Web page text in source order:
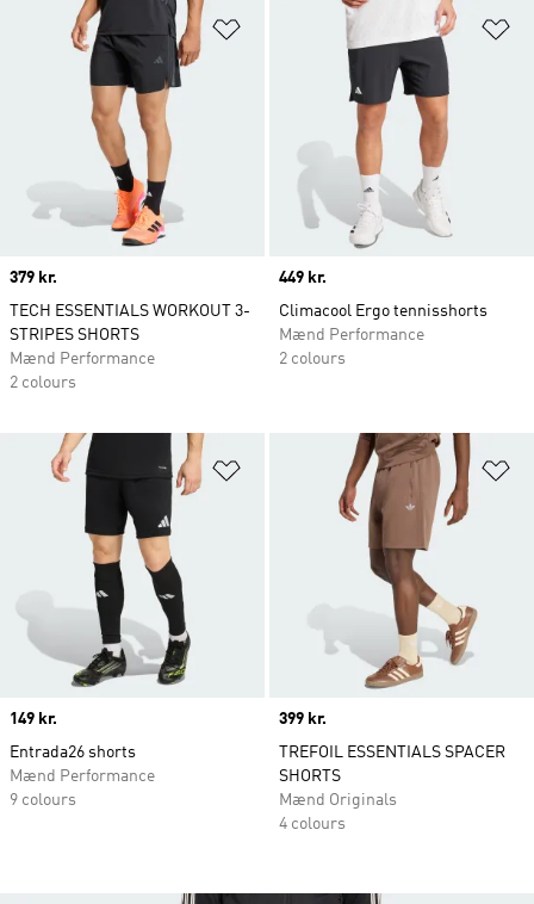
Føj til ønskeliste
Price
379 kr.
TECH ESSENTIALS WORKOUT 3-
STRIPES SHORTS
Mænd Performance
2 colours
Price
449 kr.
Climacool Ergo tennisshorts
Mænd Performance
2 colours
Føj til ønskeliste
Price
149 kr.
Entrada26 shorts
Mænd Performance
9 colours
Price
399 kr.
TREFOIL ESSENTIALS SPACER
SHORTS
Mænd Originals
4 colours